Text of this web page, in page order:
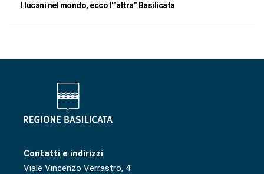
I lucani nel mondo, ecco l'”altra” Basilicata
Contatti e indirizzi
Viale Vincenzo Verrastro, 4